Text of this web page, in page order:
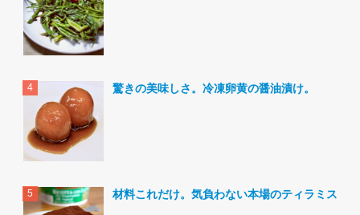
驚きの美味しさ。冷凍卵黄の醤油漬け。
材料これだけ。気負わない本場のティラミス。